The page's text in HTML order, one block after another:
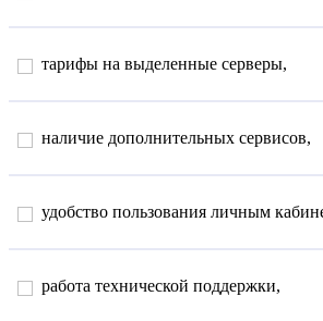
тарифы на выделенные серверы,
наличие дополнительных сервисов,
удобство пользования личным
работа технической поддержки,